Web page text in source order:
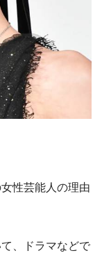
性芸能人の理由
、ドラマなどで